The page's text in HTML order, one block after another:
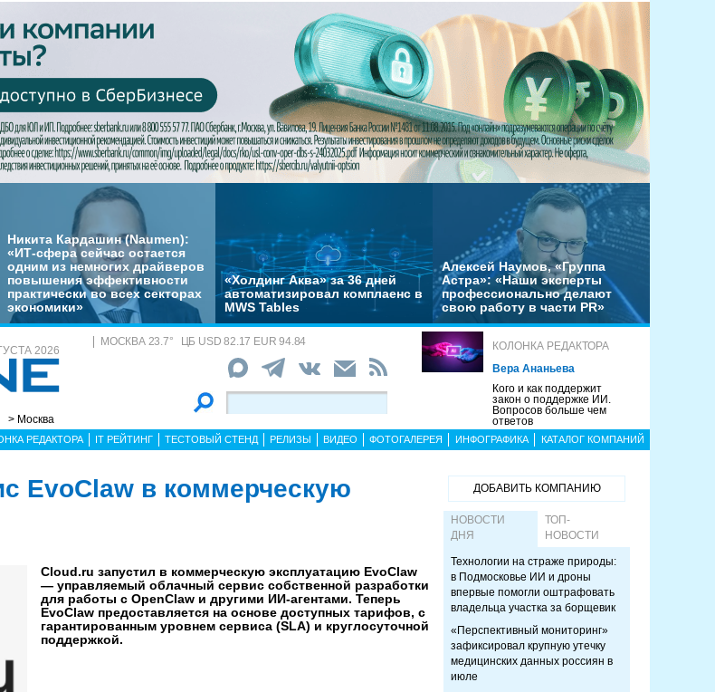
Никита Кардашин (Naumen):
«ИТ-сфера сейчас остается
одним из немногих драйверов
повышения эффективности
практически во всех секторах
экономики»
«Холдинг Аква» за 36 дней
автоматизировал комплаенс в
MWS Tables
Алексей Наумов, «Группа
Астра»: «Наши эксперты
профессионально делают
свою работу в части PR»
2026
> Москва
МОСКВА 23.7° ЦБ USD 82.17 EUR 94.84
КОЛОНКА РЕДАКТОРА
Вера Ананьева
Кого и как поддержит
закон о поддержке ИИ.
Вопросов больше чем
ответов
РЕДАКТОРА IT РЕЙТИНГ ТЕСТОВЫЙ СТЕНД РЕЛИЗЫ ВИДЕО ФОТОГАЛЕРЕЯ ИНФОГРАФИКА КАТАЛОГ КОМПАНИЙ
EvoClaw в коммерческую
Cloud.ru запустил в коммерческую эксплуатацию EvoClaw
— управляемый облачный сервис собственной разработки
для работы с OpenClaw и другими ИИ-агентами. Теперь
EvoClaw предоставляется на основе доступных тарифов, с
гарантированным уровнем сервиса (SLA) и круглосуточной
поддержкой.
ДОБАВИТЬ КОМПАНИЮ
НОВОСТИ
ДНЯ
ТОП-
НОВОСТИ
Технологии на страже природы:
в Подмосковье ИИ и дроны
впервые помогли оштрафовать
владельца участка за борщевик
«Перспективный мониторинг»
зафиксировал крупную утечку
медицинских данных россиян в
июле